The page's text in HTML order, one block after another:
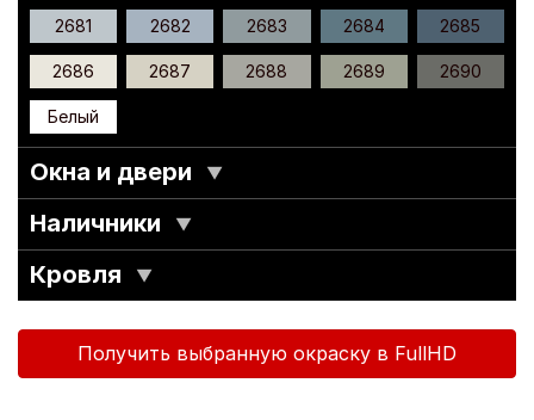
2681 2682 2683 2684 2685
2686 2687 2688 2689 2690
Белый
Окна и двери ▼
Наличники ▼
Кровля ▼
Получить выбранную окраску в FullHD